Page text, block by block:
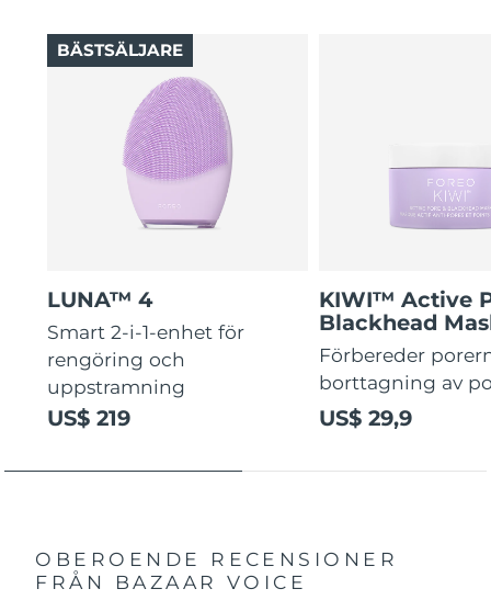
LUNA™ 4
Smart 2-i-1-enhet för
rengöring och
uppstramning
US$ 219
BÄSTSÄLJARE
KIWI™ Active
Blackhead
Förbereder
borttagning av
US$ 29,9
OBEROENDE RECENSIONER
FRÅN BAZAAR VOICE